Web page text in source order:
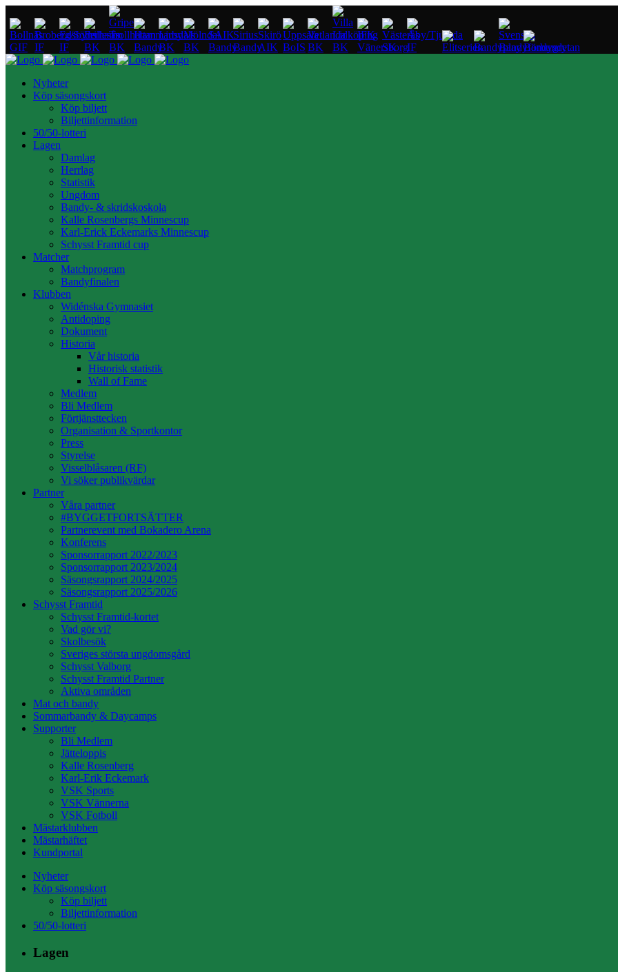
Nyheter
Köp säsongskort
Köp biljett
Biljettinformation
50/50-lotteri
Lagen
Damlag
Herrlag
Statistik
Ungdom
Bandy- & skridskoskola
Kalle Rosenbergs Minnescup
Karl-Erick Eckemarks Minnescup
Schysst Framtid cup
Matcher
Matchprogram
Bandyfinalen
Klubben
Widénska Gymnasiet
Antidoping
Dokument
Historia
Vår historia
Historisk statistik
Wall of Fame
Medlem
Bli Medlem
Förtjänsttecken
Organisation & Sportkontor
Press
Styrelse
Visselblåsaren (RF)
Vi söker publikvärdar
Partner
Våra partner
#BYGGETFORTSÄTTER
Partnerevent med Bokadero Arena
Konferens
Sponsorrapport 2022/2023
Sponsorrapport 2023/2024
Säsongsrapport 2024/2025
Säsongsrapport 2025/2026
Schysst Framtid
Schysst Framtid-kortet
Vad gör vi?
Skolbesök
Sveriges största ungdomsgård
Schysst Valborg
Schysst Framtid Partner
Aktiva områden
Mat och bandy
Sommarbandy & Daycamps
Supporter
Bli Medlem
Jätteloppis
Kalle Rosenberg
Karl-Erik Eckemark
VSK Sports
VSK Vännerna
VSK Fotboll
Mästarklubben
Mästarhäftet
Kundportal
Nyheter
Köp säsongskort
Köp biljett
Biljettinformation
50/50-lotteri
Lagen